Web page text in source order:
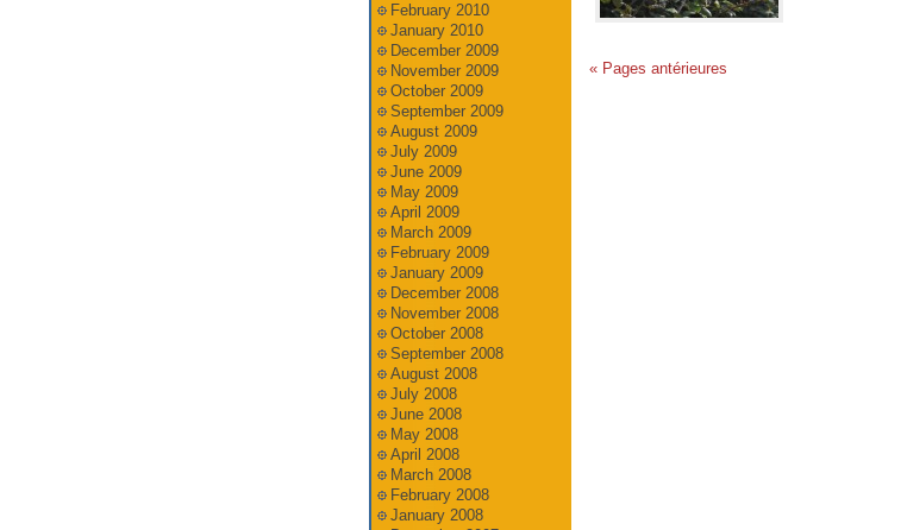
« Pages antérieures
February 2010
January 2010
December 2009
November 2009
October 2009
September 2009
August 2009
July 2009
June 2009
May 2009
April 2009
March 2009
February 2009
January 2009
December 2008
November 2008
October 2008
September 2008
August 2008
July 2008
June 2008
May 2008
April 2008
March 2008
February 2008
January 2008